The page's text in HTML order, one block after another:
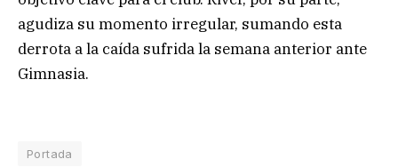
agudiza su momento irregular, sumando esta
derrota a la caída sufrida la semana anterior ante
Gimnasia.
Portada